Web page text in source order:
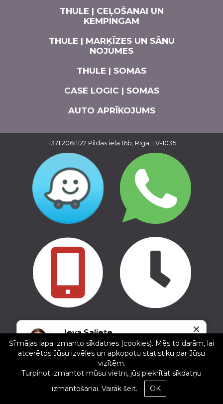
THULE | CEĻOŠANAI UN
KEMPINGAM
THULE | MARĶĪZES UN SĀNU
NOJUMES
THULE | SOMAS
CASE LOGIC | SOMAS
AUTO APRĪKOJUMS
Copyright © 2016 - 2026, SIA Corelem Group
Mājas lapas izstrāde WEBstyle.lv
+371 20611122 Pildas iela 16b, Rīga, LV-1035
Ieva Saliete
5/5
03.01.2025
Ļoti pretimnākoša attieksme un labs serviss,
✕
Šī mājas lapa izmanto sīkdatnes (cookies). Mēs to darām, lai
atcerētos Jūsu izvēles un apkopotu statistiku par Jūsu
vizītēm.
Turpinot izmantot mūsu vietni, jūs piekrītat sīkdatņu
izmantošanai. Vairāk šeit. OK